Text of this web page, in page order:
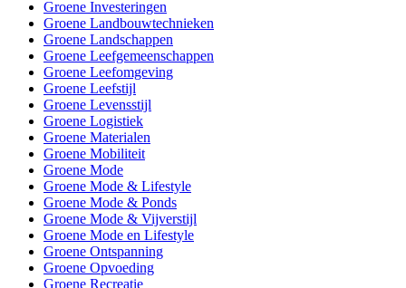
Groene Investeringen
Groene Landbouwtechnieken
Groene Landschappen
Groene Leefgemeenschappen
Groene Leefomgeving
Groene Leefstijl
Groene Levensstijl
Groene Logistiek
Groene Materialen
Groene Mobiliteit
Groene Mode
Groene Mode & Lifestyle
Groene Mode & Ponds
Groene Mode & Vijverstijl
Groene Mode en Lifestyle
Groene Ontspanning
Groene Opvoeding
Groene Recreatie